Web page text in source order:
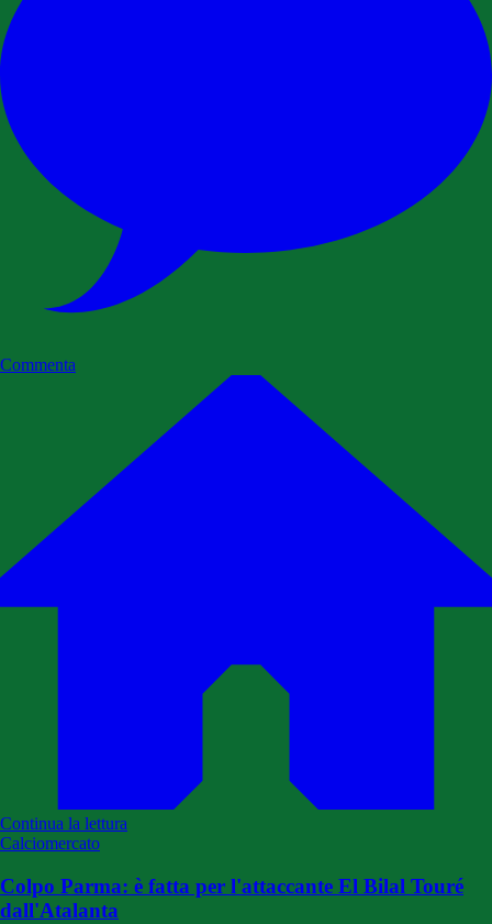
Commenta
Continua la lettura
Calciomercato
Colpo Parma: è fatta per l'attaccante El Bilal Touré
dall'Atalanta